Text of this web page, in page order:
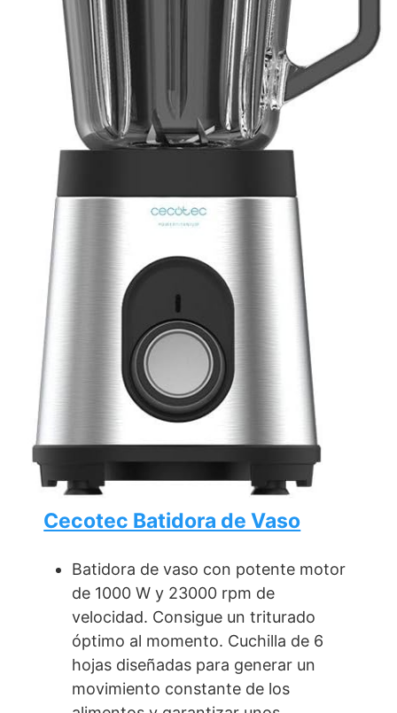
Cecotec Batidora de Vaso
Batidora de vaso con potente motor
de 1000 W y 23000 rpm de
velocidad. Consigue un triturado
óptimo al momento. Cuchilla de 6
hojas diseñadas para generar un
movimiento constante de los